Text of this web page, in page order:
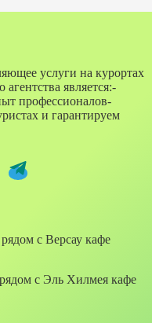
услуги на курортах
является:-
профессионалов-
и гарантируем
с Версау кафе
с Эль Хилмея кафе